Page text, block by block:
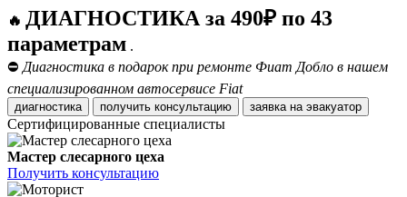
🔥 ДИАГНОСТИКА за 490₽ по 43
параметрам .
⛔ Диагностика в подарок при ремонте Фиат Добло в нашем
специализированном автосервисе Fiat
диагностика получить консультацию заявка на эвакуатор
Сертифицированные специалисты
Мастер слесарного цеха
Получить консультацию